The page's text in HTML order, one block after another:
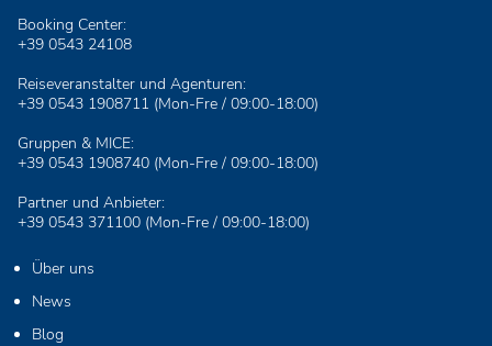
Booking Center:
+39 0543 24108
Reiseveranstalter und Agenturen:
+39 0543 1908711 (Mon-Fre / 09:00-18:00)
Gruppen & MICE:
+39 0543 1908740 (Mon-Fre / 09:00-18:00)
Partner und Anbieter:
+39 0543 371100 (Mon-Fre / 09:00-18:00)
Über uns
News
Blog